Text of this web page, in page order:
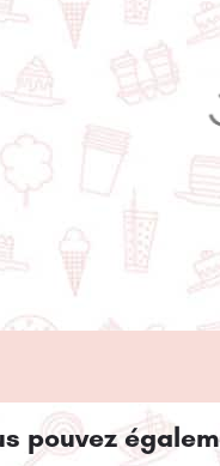
pouvez